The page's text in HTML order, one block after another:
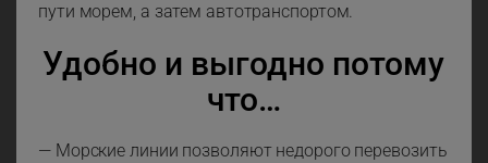
пути морем, а затем автотранспортом.
Удобно и выгодно потому
что…
— Морские линии позволяют недорого перевозить